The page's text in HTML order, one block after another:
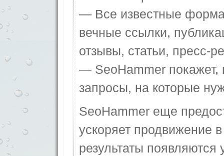
— Все известные
вечные ссылки,
отзывы, статьи, пресс-
— SeoHammer покажет,
запросы, на которые
SeoHammer еще
ускоряет продвижение
результаты